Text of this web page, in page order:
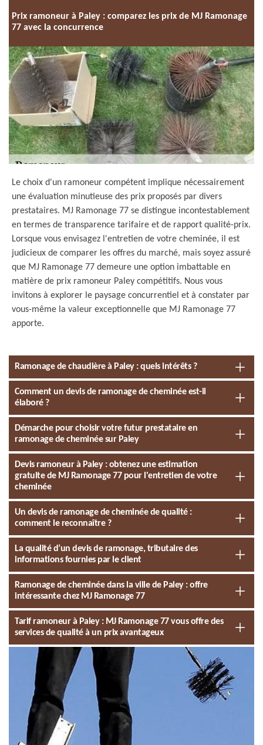
Prix ramoneur à Paley : comparez les prix de MJ Ramonage
77 avec la concurrence
Le choix d'un ramoneur compétent implique nécessairement
une évaluation minutieuse des prix proposés par divers
prestataires. MJ Ramonage 77 se distingue incontestablement
en termes de transparence tarifaire et de rapport qualité-prix.
Lorsque vous envisagez l'entretien de votre cheminée, il est
judicieux de comparer les offres du marché, mais soyez assuré
que MJ Ramonage 77 demeure une option imbattable en
matière de prix ramoneur Paley compétitifs. Nous vous
invitons à explorer le paysage concurrentiel et à constater par
vous-même la valeur exceptionnelle que MJ Ramonage 77
apporte.
Ramonage de chaudière à Paley : quels intérêts ?
Comment un devis de ramonage de cheminée est-il
élaboré ?
Démarche pour choisir votre futur prestataire en
ramonage de cheminée sur Paley
Devis ramoneur à Paley : obtenez une estimation
gratuite de MJ Ramonage 77 pour l'entretien de votre
cheminée
Un devis de ramonage de cheminée de qualité :
comment le reconnaître ?
La qualité d’un devis de ramonage, tributaire des
informations fournies par le client
Ramonage de cheminée dans la ville de Paley : offre
intéressante chez MJ Ramonage 77
Tarif ramoneur à Paley : MJ Ramonage 77 vous offre des
services de qualité à un prix avantageux